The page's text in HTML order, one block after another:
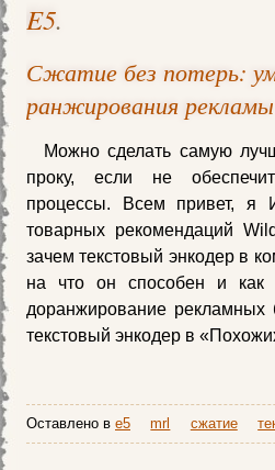
E5.
Сжатие без потерь:
ранжирования рекламы
Можно сделать самую
проку, если не
процессы. Всем привет,
товарных рекомендаций
зачем текстовый энкодер в
на что он способен и как
доранжирование рекламных
текстовый энкодер в
Оставлено в e5 mrl сжатие